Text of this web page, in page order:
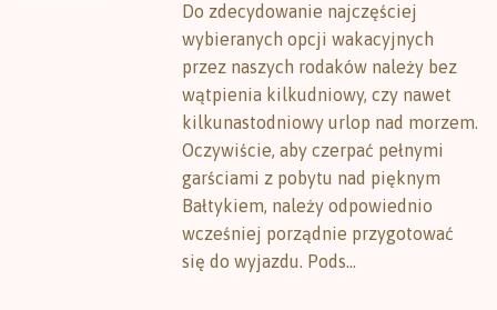
Do zdecydowanie najczęściej
wybieranych opcji wakacyjnych
przez naszych rodaków należy bez
wątpienia kilkudniowy, czy nawet
kilkunastodniowy urlop nad morzem.
Oczywiście, aby czerpać pełnymi
garściami z pobytu nad pięknym
Bałtykiem, należy odpowiednio
wcześniej porządnie przygotować
się do wyjazdu. Pods...